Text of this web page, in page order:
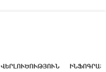
ՎԵՐԼՈՒԾՈՒԹՅՈՒՆ